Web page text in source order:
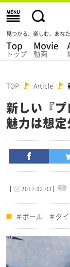
見つかる、楽しむ、あな
Top
トップ
Movie
動画
TOP Article
新しい『
魅力は想定
2017.02.03
ボール タ